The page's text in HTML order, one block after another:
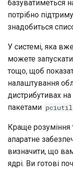
базуватиметься
потрібно
знадобиться
У системі, яка
можете
тощо, щоб
налаштування
дистрибутивах на
пакетами
Краще розуміння
апаратне
визначити, що
ядрі. Ви готові